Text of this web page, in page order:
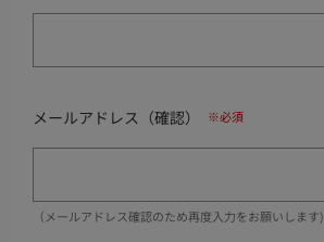
メールアドレス（確認）
（メールアドレス確認のため再度入力をお願いします)